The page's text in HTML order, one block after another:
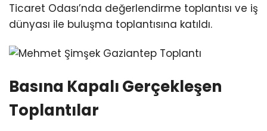
Ticaret Odası’nda değerlendirme toplantısı ve iş
dünyası ile buluşma toplantısına katıldı.
Basına Kapalı Gerçekleşen
Toplantılar